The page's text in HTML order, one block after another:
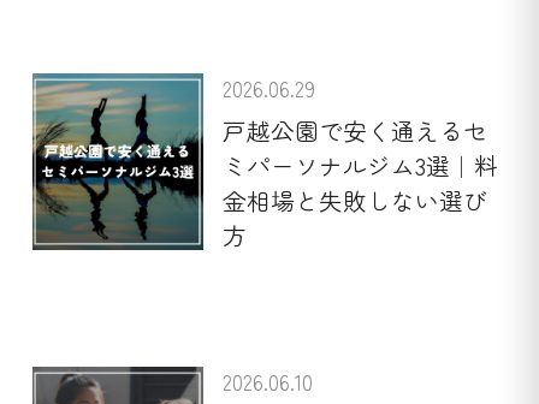
2026.06.29
戸越公園で安く通えるセ
ミパーソナルジム3選｜料
金相場と失敗しない選び
方
2026.06.10